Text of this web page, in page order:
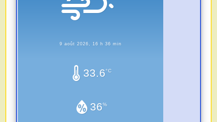
9 août 2026, 16 h 36 min
33.6°C
36%